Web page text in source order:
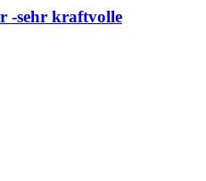
-sehr kraftvolle